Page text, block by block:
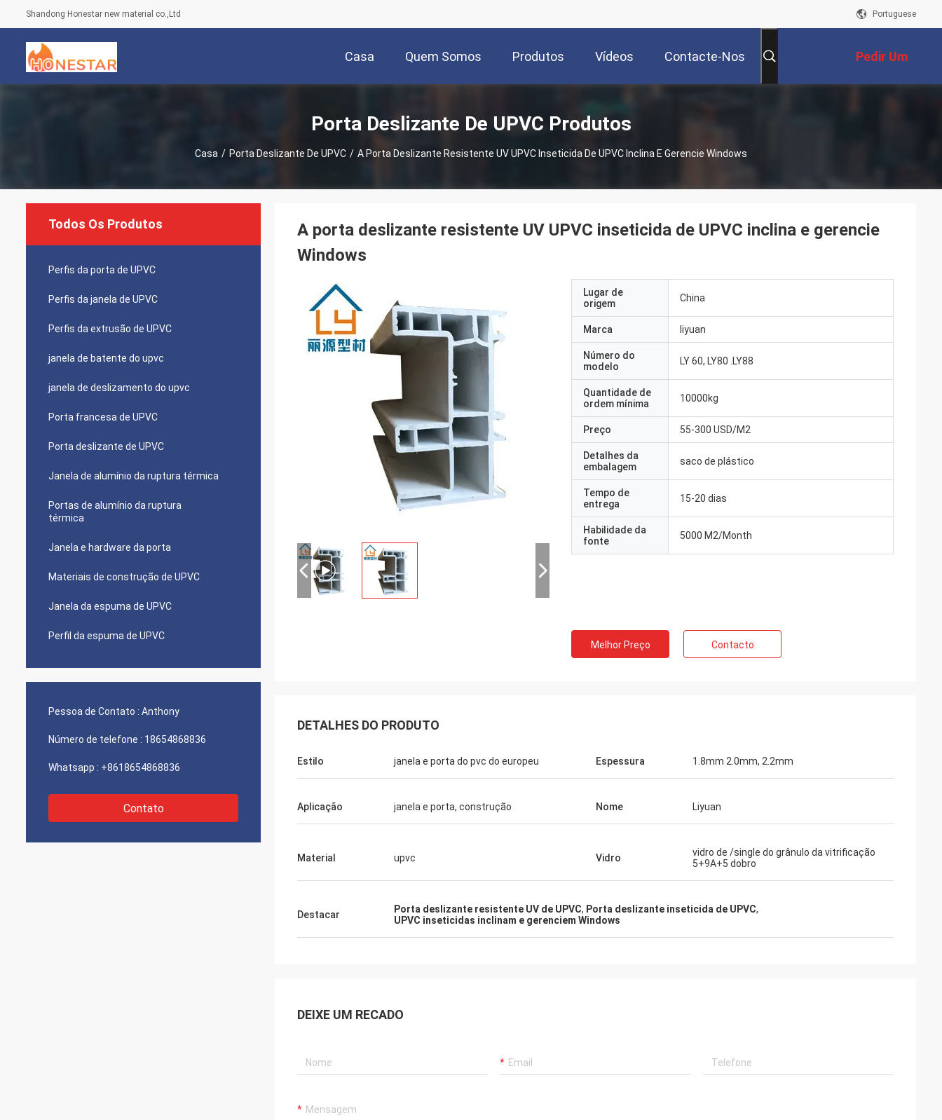
Shandong Honestar new material co.,Ltd Portuguese
Casa Quem Somos Produtos Vídeos Contacte-Nos Pedir Um
Orçamento
Porta Deslizante De UPVC Produtos
Casa / Porta Deslizante De UPVC / A Porta Deslizante Resistente UV UPVC Inseticida De UPVC Inclina E Gerencie Windows
Todos Os Produtos
Perfis da porta de UPVC
Perfis da janela de UPVC
Perfis da extrusão de UPVC
janela de batente do upvc
janela de deslizamento do upvc
Porta francesa de UPVC
Porta deslizante de UPVC
Janela de alumínio da ruptura térmica
Portas de alumínio da ruptura
térmica
Janela e hardware da porta
Materiais de construção de UPVC
Janela da espuma de UPVC
Perfil da espuma de UPVC
Pessoa de Contato : Anthony
Número de telefone : 18654868836
Whatsapp : +8618654868836
Contato
A porta deslizante resistente UV UPVC inseticida de UPVC inclina e gerencie
Windows
Lugar de
origem
China
Marca liyuan
Número do
modelo
LY 60, LY80 .LY88
Quantidade de
ordem mínima
10000kg
Preço 55-300 USD/M2
Detalhes da
embalagem
saco de plástico
Tempo de
entrega
15-20 dias
Habilidade da
fonte
5000 M2/Month
Melhor Preço Contacto
DETALHES DO PRODUTO
Estilo janela e porta do pvc do europeu Espessura 1.8mm 2.0mm, 2.2mm
Aplicação janela e porta, construção Nome Liyuan
Material upvc Vidro
vidro de /single do grânulo da vitrificação
5+9A+5 dobro
Destacar Porta deslizante resistente UV de UPVC, Porta deslizante inseticida de UPVC,
UPVC inseticidas inclinam e gerenciem Windows
DEIXE UM RECADO